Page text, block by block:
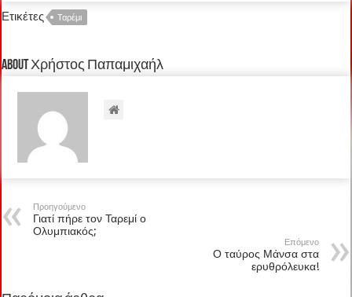
Ετικέτες Ταρέμι
About Χρήστος Παπαμιχαήλ
Προηγούμενο
Γιατί πήρε τον Ταρεμί ο
Ολυμπιακός;
Επόμενο
Ο ταύρος Μάνσα στα
ερυθρόλευκα!